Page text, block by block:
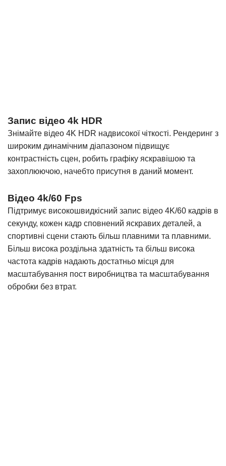
Запис відео 4k HDR
Знімайте відео 4K HDR надвисокої чіткості. Рендеринг з
широким динамічним діапазоном підвищує
контрастність сцен, робить графіку яскравішою та
захоплюючою, начебто присутня в даний момент.
Відео 4k/60 Fps
Підтримує високошвидкісний запис відео 4K/60 кадрів в
секунду, кожен кадр сповнений яскравих деталей, а
спортивні сцени стають більш плавними та плавними.
Більш висока роздільна здатність та більш висока
частота кадрів надають достатньо місця для
масштабування пост виробництва та масштабування
обробки без втрат.